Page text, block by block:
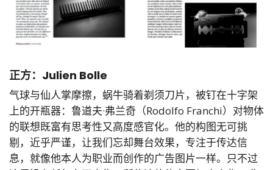
正方：Julien Bolle
气球与仙人掌摩擦，蜗牛骑着剃须刀片，被钉在十字架
上的开瓶器：鲁道夫·弗兰奇（Rodolfo Franchi）对物体
的联想既富有思考性又高度感官化。他的构图无可挑
剔，近乎严谨，让我们忘却舞台效果，专注于传达信
息，就像他本人为职业而创作的广告图片一样。只不过